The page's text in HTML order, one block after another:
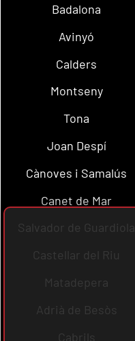
Badalona
Avinyó
Calders
Montseny
Tona
Joan Despí
Cànoves i Samalús
Canet de Mar
Salvador de Guardiola
Castellar del Riu
Matadepera
Adrià de Besòs
Cabrils